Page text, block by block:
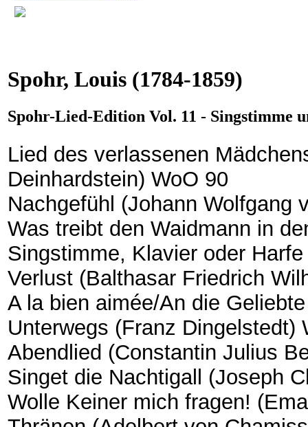
Spohr, Louis (1784-1859)
Spohr-Lied-Edition Vol. 11 - Singstimme
Lied des verlassenen
Deinhardstein) WoO 90
Nachgefühl (Johann Wolfgang
Was treibt den Waidmann in
Singstimme, Klavier oder
Verlust (Balthasar Friedrich
A la bien aimée/An die
Unterwegs (Franz Dingelstedt)
Abendlied (Constantin Julius
Singet die Nachtigall (Joseph
Wolle Keiner mich fragen!